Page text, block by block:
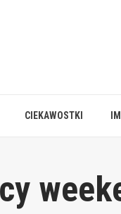
CIEKAWOSTKI